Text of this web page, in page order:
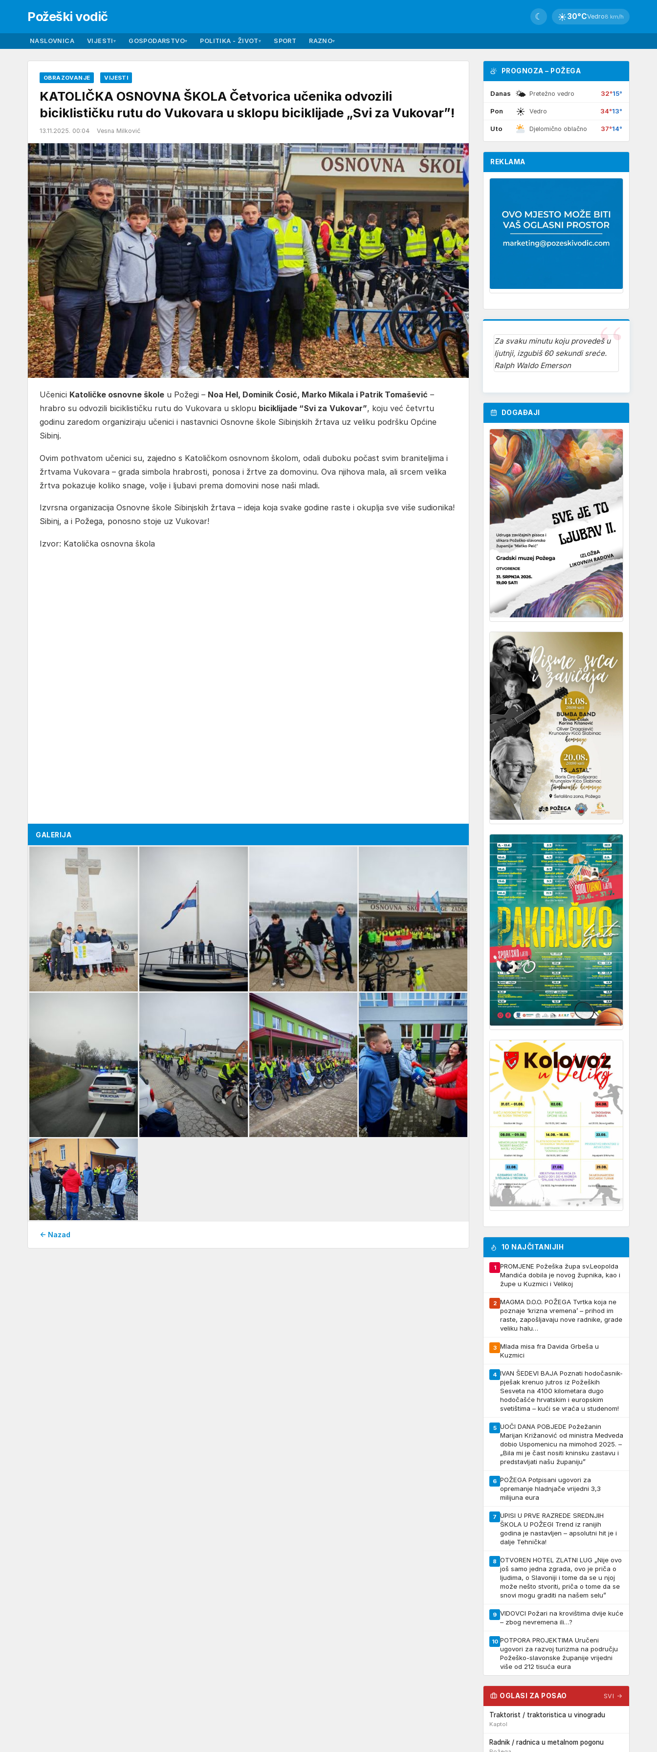
Požeški vodič ☀30°CVedro8 km/h
☾
NASLOVNICA VIJESTI▾ GOSPODARSTVO▾ POLITIKA - ŽIVOT▾ SPORT RAZNO▾
OBRAZOVANJE VIJESTI
KATOLIČKA OSNOVNA ŠKOLA Četvorica učenika odvozili
biciklističku rutu do Vukovara u sklopu biciklijade „Svi za Vukovar”!
13.11.2025. 00:04 Vesna Milković
Učenici Katoličke osnovne škole u Požegi – Noa Hel, Dominik Ćosić, Marko Mikala i Patrik Tomašević –
hrabro su odvozili biciklističku rutu do Vukovara u sklopu biciklijade “Svi za Vukovar”, koju već četvrtu
godinu zaredom organiziraju učenici i nastavnici Osnovne škole Sibinjskih žrtava uz veliku podršku Općine
Sibinj.
Ovim pothvatom učenici su, zajedno s Katoličkom osnovnom školom, odali duboku počast svim braniteljima i
žrtvama Vukovara – grada simbola hrabrosti, ponosa i žrtve za domovinu. Ova njihova mala, ali srcem velika
žrtva pokazuje koliko snage, volje i ljubavi prema domovini nose naši mladi.
Izvrsna organizacija Osnovne škole Sibinjskih žrtava – ideja koja svake godine raste i okuplja sve više sudionika!
Sibinj, a i Požega, ponosno stoje uz Vukovar!
Izvor: Katolička osnovna škola
GALERIJA
← Nazad
PROGNOZA – POŽEGA
Danas 🌤 Pretežno vedro 32°15°
Pon ☀ Vedro 34°13°
Uto Djelomično oblačno 37°14°
REKLAMA
Za svaku minutu koju provedeš u
ljutnji, izgubiš 60 sekundi sreće.
Ralph Waldo Emerson
DOGAĐAJI
10 NAJČITANIJIH
1
PROMJENE Požeška župa sv.Leopolda
Mandića dobila je novog župnika, kao i
župe u Kuzmici i Velikoj
2 MAGMA D.O.O. POŽEGA Tvrtka koja ne
poznaje ‘krizna vremena’ – prihod im
raste, zapošljavaju nove radnike, grade
veliku halu…
3 Mlada misa fra Davida Grbeša u
Kuzmici
4 IVAN ŠEDEVI BAJA Poznati hodočasnik-
pješak krenuo jutros iz Požeških
Sesveta na 4100 kilometara dugo
hodočašće hrvatskim i europskim
svetištima – kući se vraća u studenom!
5 UOČI DANA POBJEDE Požežanin
Marijan Križanović od ministra Medveda
dobio Uspomenicu na mimohod 2025. –
„Bila mi je čast nositi kninsku zastavu i
predstavljati našu županiju”
6 POŽEGA Potpisani ugovori za
opremanje hladnjače vrijedni 3,3
milijuna eura
7 UPISI U PRVE RAZREDE SREDNJIH
ŠKOLA U POŽEGI Trend iz ranijih
godina je nastavljen – apsolutni hit je i
dalje Tehnička!
8 OTVOREN HOTEL ZLATNI LUG „Nije ovo
još samo jedna zgrada, ovo je priča o
ljudima, o Slavoniji i tome da se u njoj
može nešto stvoriti, priča o tome da se
snovi mogu graditi na našem selu”
9 VIDOVCI Požari na krovištima dvije kuće
– zbog nevremena ili…?
10 POTPORA PROJEKTIMA Uručeni
ugovori za razvoj turizma na području
Požeško-slavonske županije vrijedni
više od 212 tisuća eura
OGLASI ZA POSAO SVI →
Traktorist / traktoristica u vinogradu
Kaptol
Radnik / radnica u metalnom pogonu